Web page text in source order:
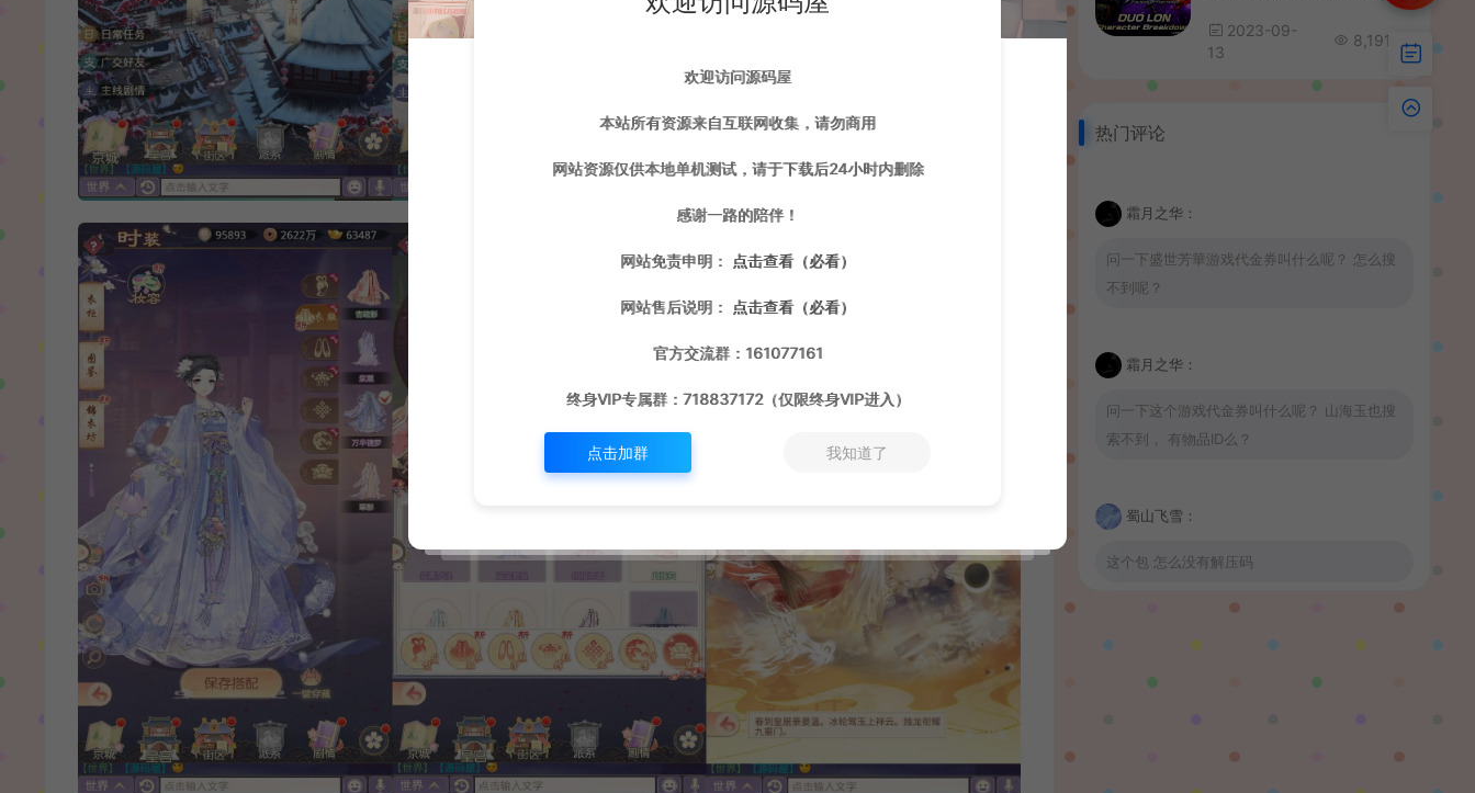
2023-09-
13
8,191
热门评论
霜月之华：
问一下盛世芳華游戏代金券叫什么呢？ 怎么搜
不到呢？
霜月之华：
问一下这个游戏代金券叫什么呢？ 山海玉也搜
索不到， 有物品ID么？
蜀山飞雪：
这个包 怎么没有解压码
山海玉
欢迎访问源码屋
本站所有资源来自互联网收集，请勿商用
网站资源仅供本地单机测试，请于下载后24小时内删除
感谢一路的陪伴！
网站免责申明： 点击查看（必看）
网站售后说明： 点击查看（必看）
官方交流群：161077161
终身VIP专属群：718837172（仅限终身VIP进入）
点击加群 我知道了